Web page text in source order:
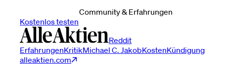
Community & Erfahrungen
Kostenlos testen
Reddit
ErfahrungenKritikMichael C. JakobKostenKündigung
alleaktien.com